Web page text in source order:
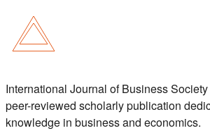
International Journal of Business
peer-reviewed scholarly publication
knowledge in business and economics.